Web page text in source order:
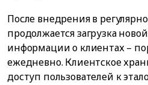
После внедрения в
продолжается загрузка
информации о клиентах –
ежедневно. Клиентское
доступ пользователей к